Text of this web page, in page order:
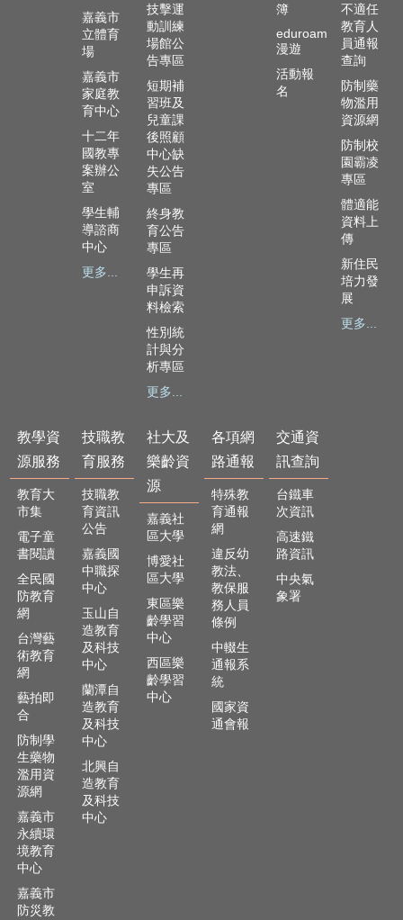
嘉義市
立體育
場
嘉義市
家庭教
育中心
十二年
國教專
案辦公
室
學生輔
導諮商
中心
更多...
技擊運
動訓練
場館公
告專區
短期補
習班及
兒童課
後照顧
中心缺
失公告
專區
終身教
育公告
專區
學生再
申訴資
料檢索
性別統
計與分
析專區
更多...
簿
eduroam
漫遊
活動報
名
不適任
教育人
員通報
查詢
防制藥
物濫用
資源網
防制校
園霸凌
專區
體適能
資料上
傳
新住民
培力發
展
更多...
教學資
源服務
教育大
市集
電子童
書閱讀
全民國
防教育
網
台灣藝
術教育
網
藝拍即
合
防制學
生藥物
濫用資
源網
嘉義市
永續環
境教育
中心
嘉義市
防災教
技職教
育服務
技職教
育資訊
公告
嘉義國
中職探
中心
玉山自
造教育
及科技
中心
蘭潭自
造教育
及科技
中心
北興自
造教育
及科技
中心
社大及
樂齡資
源
嘉義社
區大學
博愛社
區大學
東區樂
齡學習
中心
西區樂
齡學習
中心
各項網
路通報
特殊教
育通報
網
違反幼
教法、
教保服
務人員
條例
中輟生
通報系
統
國家資
通會報
交通資
訊查詢
台鐵車
次資訊
高速鐵
路資訊
中央氣
象署